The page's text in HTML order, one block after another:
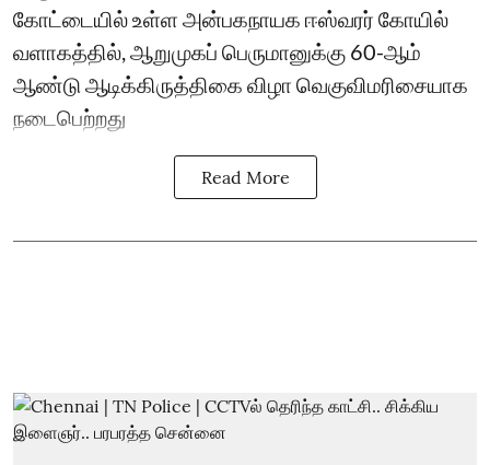
கோட்டையில் உள்ள அன்பகநாயக ஈஸ்வரர் கோயில்
வளாகத்தில், ஆறுமுகப் பெருமானுக்கு 60-ஆம்
ஆண்டு ஆடிக்கிருத்திகை விழா வெகுவிமரிசையாக
நடைபெற்றது
Read More